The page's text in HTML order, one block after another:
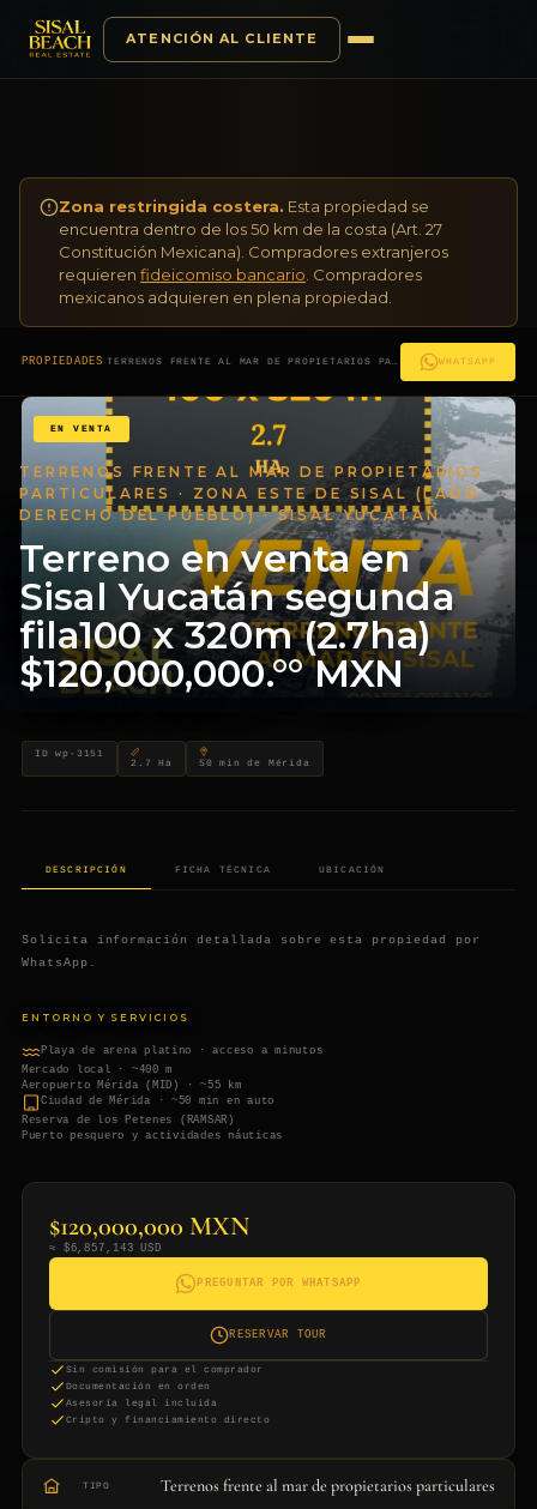
ATENCIÓN AL CLIENTE
Zona restringida costera. Esta propiedad se
encuentra dentro de los 50 km de la costa (Art. 27
Constitución Mexicana). Compradores extranjeros
requieren fideicomiso bancario . Compradores
mexicanos adquieren en plena propiedad.
PROPIEDADES · WHATSAPP
EN VENTA
TERRENOS FRENTE AL MAR DE PROPIETARIOS
PARTICULARES · ZONA ESTE DE SISAL (LADO
DERECHO DEL PUEBLO) · SISAL YUCATÁN
Terreno en venta en
Sisal Yucatán segunda
fila100 x 320m (2.7ha)
$120,000,000.°° MXN
TERRENOS FRENTE AL MAR DE PROPIETARIOS PARTICULARES ·
Terreno en venta en Sisal
ID wp-3151
2.7 Ha
50 min de Mérida
DESCRIPCIÓN FICHA TÉCNICA UBICACIÓN
Solicita información detallada sobre esta propiedad por
WhatsApp.
ENTORNO Y SERVICIOS
Playa de arena platino · acceso a minutos
Mercado local · ~400 m
Aeropuerto Mérida (MID) · ~55 km
Ciudad de Mérida · ~50 min en auto
Reserva de los Petenes (RAMSAR)
Puerto pesquero y actividades náuticas
$120,000,000 MXN
≈ $6,857,143 USD
PREGUNTAR POR WHATSAPP
RESERVAR TOUR
Sin comisión para el comprador
Documentación en orden
Asesoría legal incluida
Cripto y financiamiento directo
TIPO Terrenos frente al mar de propietarios particulares